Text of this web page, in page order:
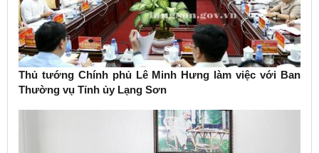
Thủ tướng Chính phủ Lê Minh Hưng làm việc với Ban
Thường vụ Tỉnh ủy Lạng Sơn